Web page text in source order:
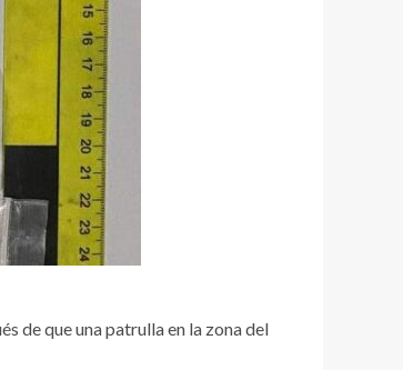
de que una patrulla en la zona del